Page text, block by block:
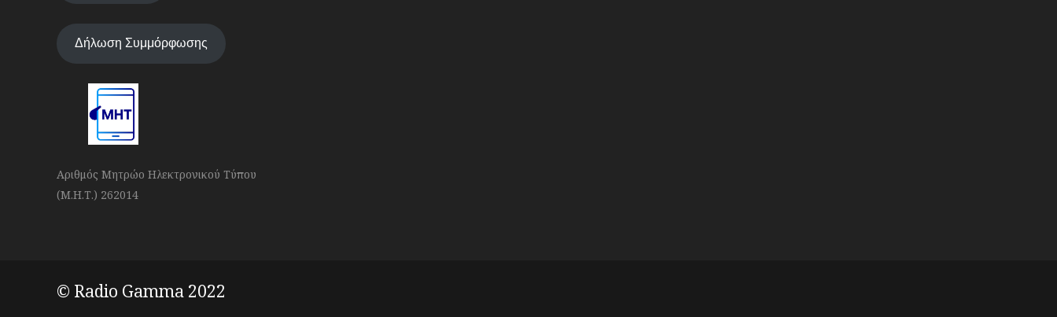
Δήλωση Συμμόρφωσης
Αριθμός Μητρώο Ηλεκτρονικού Τύπου
(Μ.Η.Τ.) 262014
© Radio Gamma 2022